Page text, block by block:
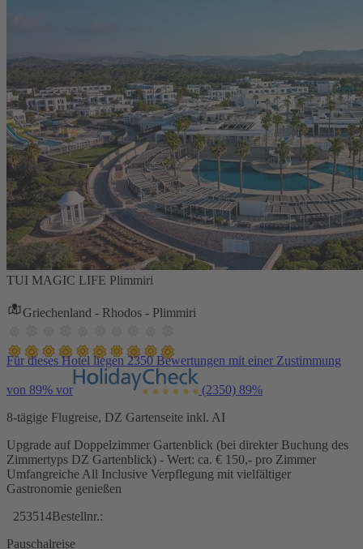
TUI MAGIC LIFE Plimmiri
Griechenland - Rhodos - Plimmiri
Für dieses Hotel liegen 2350 Bewertungen mit einer Zustimmung
von 89% vor (2350) 89%
8-tägige Flugreise, DZ Gartenseite inkl. AI
Upgrade auf Doppelzimmer Gartenblick (bei direkter Buchung des
Zimmertyps DZ Gartenblick) - Wert: ca. € 150,- pro Zimmer
Umfangreiche All Inclusive Verpflegung mit vielfältiger
Gastronomie genießen
253514Bestellnr.:
Pauschalreise